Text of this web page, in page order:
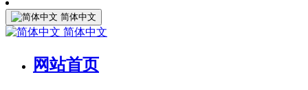
简体中文
简体中文
网站首页